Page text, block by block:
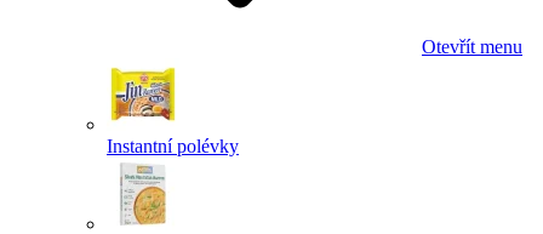
Otevřít menu
Instantní polévky